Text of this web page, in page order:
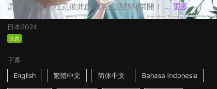
原因。愈來愈在意彼此的同居生活熱鬧展開！ ... 更多
日本2024
免費
字幕
English
繁體中文 简体中文 Bahasa Indonesia